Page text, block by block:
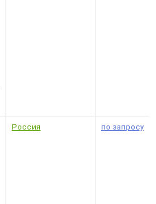
Россия по запросу